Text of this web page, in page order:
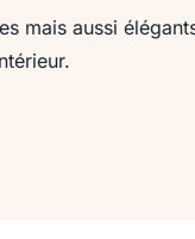
mais aussi